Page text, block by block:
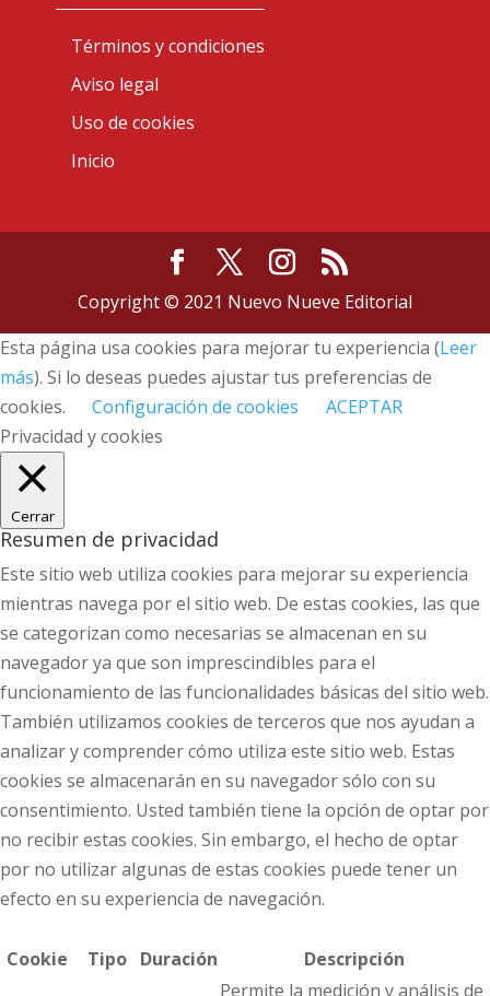
Términos y condiciones
Aviso legal
Uso de cookies
Inicio
Copyright © 2021 Nuevo Nueve Editorial
Esta página usa cookies para mejorar tu experiencia (Leer
más). Si lo deseas puedes ajustar tus preferencias de
cookies.
Configuración de cookies
ACEPTAR
Privacidad y cookies
Cerrar
Resumen de privacidad
Este sitio web utiliza cookies para mejorar su experiencia
mientras navega por el sitio web. De estas cookies, las que
se categorizan como necesarias se almacenan en su
navegador ya que son imprescindibles para el
funcionamiento de las funcionalidades básicas del sitio web.
También utilizamos cookies de terceros que nos ayudan a
analizar y comprender cómo utiliza este sitio web. Estas
cookies se almacenarán en su navegador sólo con su
consentimiento. Usted también tiene la opción de optar por
no recibir estas cookies. Sin embargo, el hecho de optar
por no utilizar algunas de estas cookies puede tener un
efecto en su experiencia de navegación.
Cookie Tipo Duración Descripción
Permite la medición y análisis de